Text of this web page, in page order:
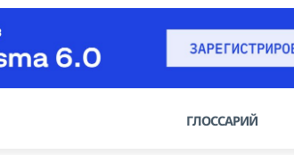
ГЛОССАРИЙ